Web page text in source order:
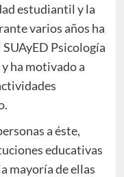
estudiantil y la
varios años ha
Psicología
ha motivado a
a éste,
educativas
mayoría de ellas